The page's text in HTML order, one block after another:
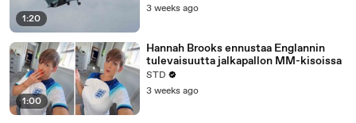
1:20
3 weeks ago
1:00
Hannah Brooks ennustaa Englannin
tulevaisuutta jalkapallon MM-kisoissa
STD
3 weeks ago